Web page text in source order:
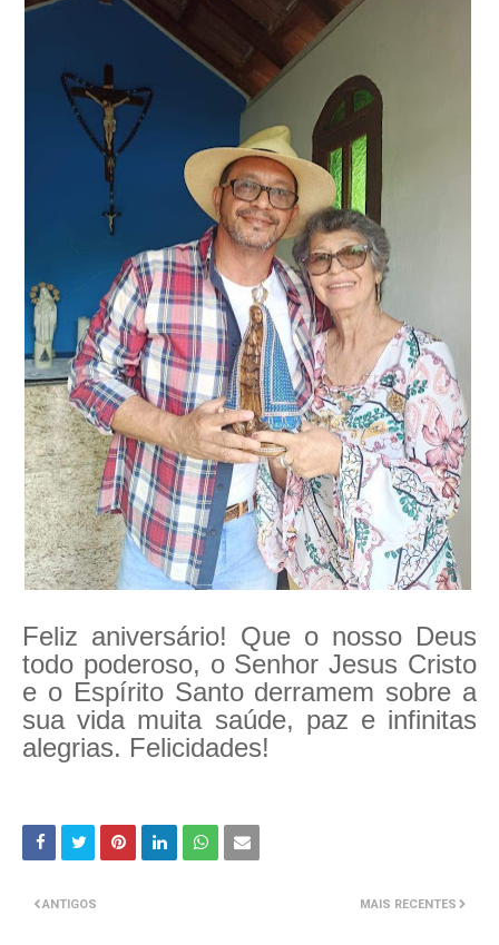
Feliz aniversário! Que o nosso Deus
todo poderoso, o Senhor Jesus Cristo
e o Espírito Santo derramem sobre a
sua vida muita saúde, paz e infinitas
alegrias. Felicidades!
MAIS RECENTES
ANTIGOS